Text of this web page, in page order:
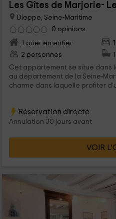
Les Gîtes de Marjorie-
Dieppe, Seine-Maritime
0 opinions
Louer en entier
2 personnes
Cet appartement se situe dans
au département de la Seine-
charme dans laquelle profiter
pourront profiter d’agréables
sur 25 mètres carrés.
Réservation directe
Annulation 30 jours avant
VOIR